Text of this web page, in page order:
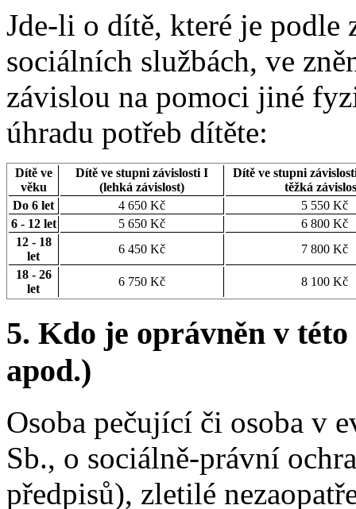
Jde-li o dítě, které je podle
sociálních službách, ve
závislou na pomoci jiné
úhradu potřeb dítěte:
Dítě ve
věku
Dítě ve stupni závislosti I
(lehká závislost)
Dítě ve stupni
těžká
Do 6 let
4 650 Kč
5 550 Kč
6 - 12 let
5 650 Kč
6 800 Kč
12 - 18
let
6 450 Kč
7 800 Kč
18 - 26
let
6 750 Kč 8 100 Kč
5. Kdo je oprávněn v
apod.)
Osoba pečující či osoba v
Sb., o sociálně-právní
předpisů), zletilé